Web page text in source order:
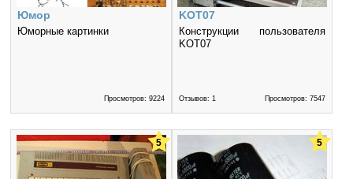
Юмор
Юморные картинки
Просмотров: 9224
KOT07
Конструкции пользователя
KOT07
Отзывов: 1 Просмотров: 7547
5 5